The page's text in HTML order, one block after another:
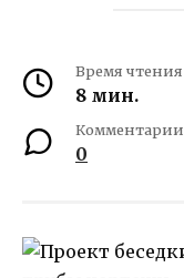
Время чтения
8 мин.
Комментарии
0